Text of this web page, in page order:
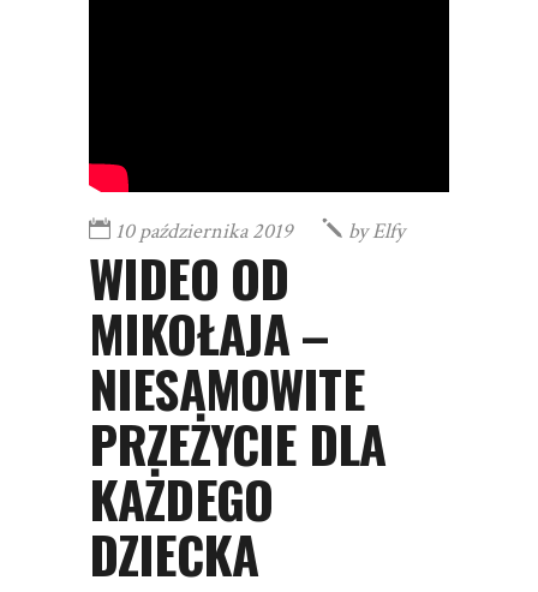
10 października 2019 byElfy
WIDEO OD
MIKOŁAJA –
NIESAMOWITE
PRZEŻYCIE DLA
KAŻDEGO
DZIECKA